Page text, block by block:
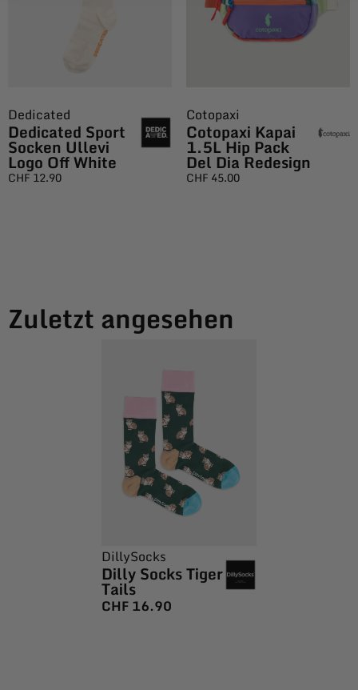
Dedicated
Dedicated Sport
Socken Ullevi
Logo Off White
CHF12.90
Cotopaxi
Cotopaxi Kapai
1.5L Hip Pack
Del Dia Redesign
CHF 45.00
Zuletzt angesehen
DillySocks
Dilly Socks Tiger
Tails
CHF16.90